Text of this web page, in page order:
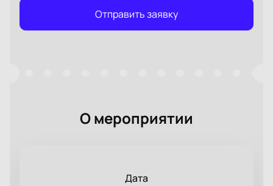
Отправить заявку
О мероприятии
Дата